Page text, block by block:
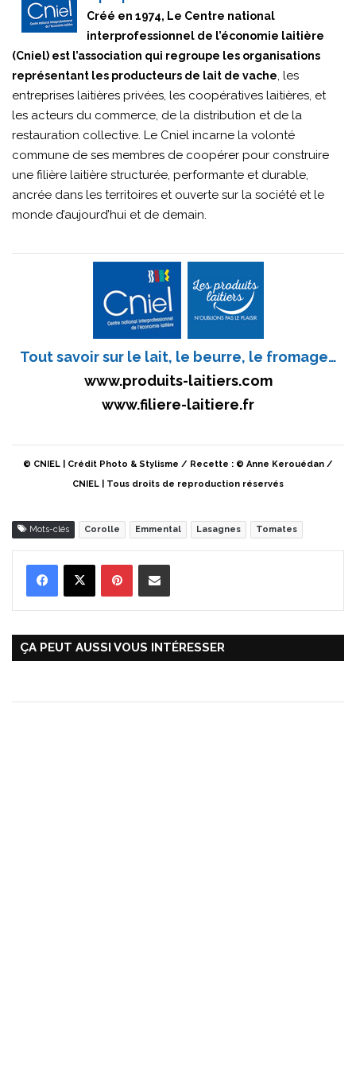
Créé en 1974, Le Centre national
interprofessionnel de l’économie laitière
(Cniel) est l’association qui regroupe les organisations
représentant les producteurs de lait de vache, les
entreprises laitières privées, les coopératives laitières, et
les acteurs du commerce, de la distribution et de la
restauration collective. Le Cniel incarne la volonté
commune de ses membres de coopérer pour construire
une filière laitière structurée, performante et durable,
ancrée dans les territoires et ouverte sur la société et le
monde d’aujourd’hui et de demain.
Tout savoir sur le lait, le beurre, le fromage…
www.produits-laitiers.com
www.filiere-laitiere.fr
© CNIEL | Crédit Photo & Stylisme / Recette : © Anne Kerouédan /
CNIEL | Tous droits de reproduction réservés
Mots-clés Corolle Emmental Lasagnes Tomates
ÇA PEUT AUSSI VOUS INTÉRESSER